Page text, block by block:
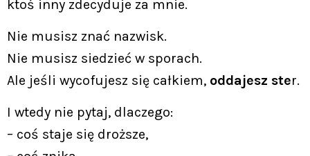
ktoś inny zdecyduje za mnie.
Nie musisz znać nazwisk.
Nie musisz siedzieć w sporach.
Ale jeśli wycofujesz się całkiem, oddajesz ster.
I wtedy nie pytaj, dlaczego:
– coś staje się droższe,